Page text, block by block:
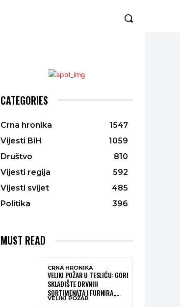
CATEGORIES
Crna hronika
1547
Vijesti BiH
1059
Društvo
810
Vijesti regija
592
Vijesti svijet
485
Politika
396
MUST READ
CRNA HRONIKA
VELIKI POŽAR U TESLIĆU: GORI
SKLADIŠTE DRVNIH
SORTIMENATA I FURNIRA,
VATROGASCIMA STIŽE POMOĆ
VELIKI POŽAR